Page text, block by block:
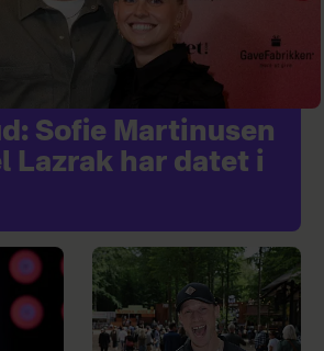
Sofie Martinusen
Lazrak har datet i